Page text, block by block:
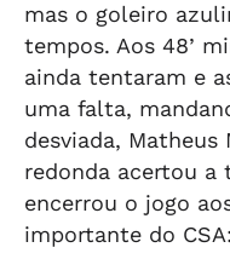
mas o goleiro
tempos. Aos 48’
ainda tentaram e
uma falta,
desviada, Matheus
redonda acertou a
encerrou o jogo
importante do